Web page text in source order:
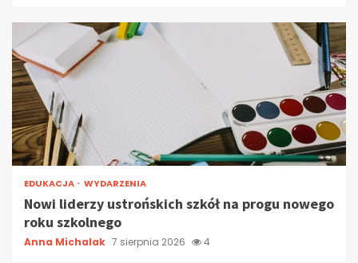
EDUKACJA WYDARZENIA
Nowi liderzy ustrońskich szkół na progu nowego
roku szkolnego
Anna Michalak 7 sierpnia 2026 4